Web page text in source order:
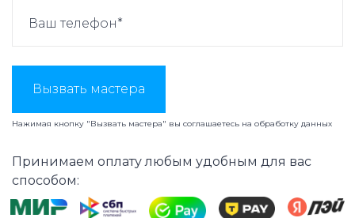
Вызвать мастера
Нажимая кнопку "Вызвать мастера" вы соглашаетесь на обработку данных
Принимаем оплату любым удобным для вас
способом: